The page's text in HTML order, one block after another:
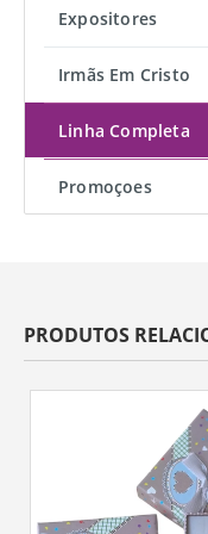
Expositores
Irmãs Em Cristo
Linha Completa
Promoçoes
PRODUTOS